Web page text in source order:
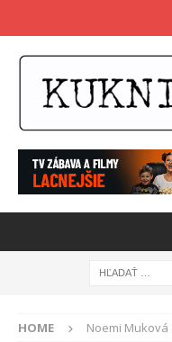
HOME Noemi Muková